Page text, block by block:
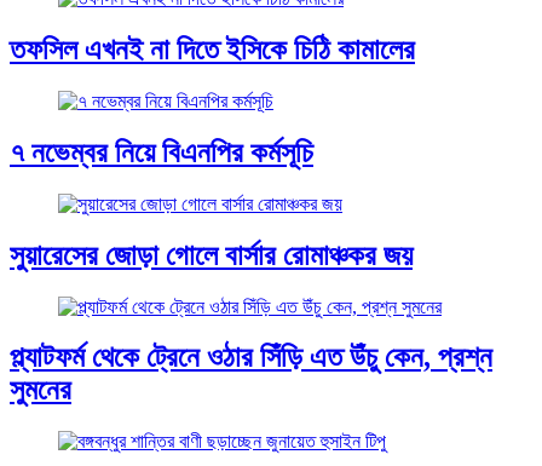
তফসিল এখনই না দিতে ইসিকে চিঠি কামালের
৭ নভেম্বর নিয়ে বিএনপির কর্মসূচি
সুয়ারেসের জোড়া গোলে বার্সার রোমাঞ্চকর জয়
প্ল্যাটফর্ম থেকে ট্রেনে ওঠার সিঁড়ি এত উঁচু কেন, প্রশ্ন
সুমনের